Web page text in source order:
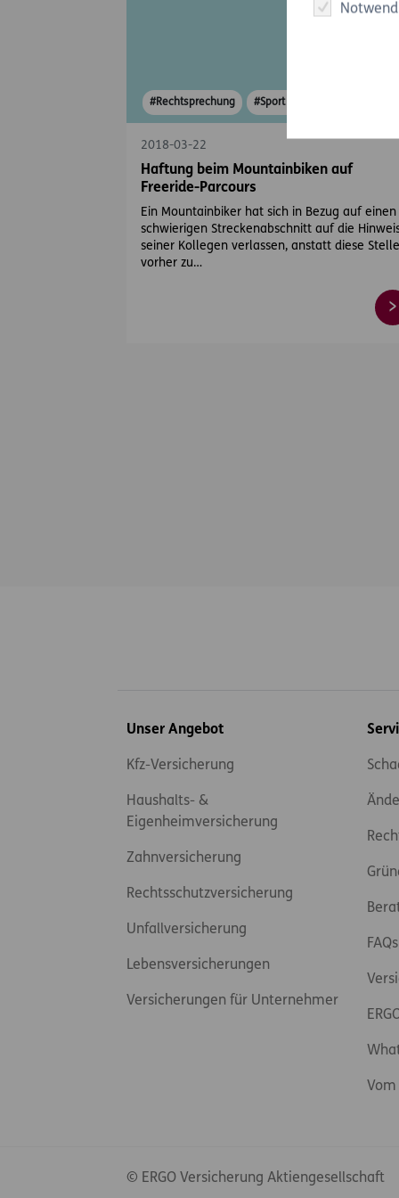
#Rechtsprechung #Sport & Outdoor
2018-03-22
Haftung beim Mountainbiken auf
Freeride-Parcours
Ein Mountainbiker hat sich in Bezug auf einen
schwierigen Streckenabschnitt auf die
seiner Kollegen verlassen, anstatt diese Stelle
vorher zu…
Inhaltsübersicht
Unser Angebot
Kfz-Versicherung
Haushalts- &
Eigenheimversicherung
Zahnversicherung
Rechtsschutzversicherung
Unfallversicherung
Lebensversicherungen
Versicherungen für Unternehmer
FAQs
© ERGO Versicherung Aktiengesellschaft